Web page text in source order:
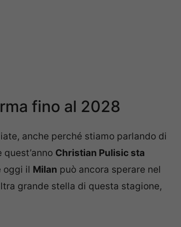
fino al 2028
anche perché stiamo parlando di
Christian Pulisic sta
oggi il Milan può ancora sperare nel
grande stella di questa stagione,